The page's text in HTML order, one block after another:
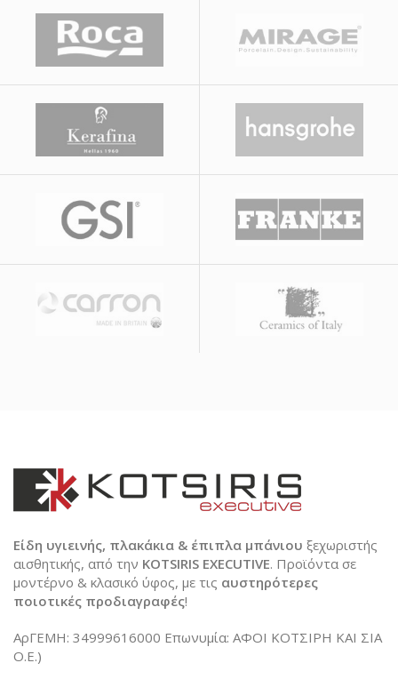
Είδη υγιεινής, πλακάκια & έπιπλα μπάνιου ξεχωριστής
αισθητικής, από την KOTSIRIS EXECUTIVE. Προϊόντα σε
μοντέρνο & κλασικό ύφος, με τις αυστηρότερες
ποιοτικές προδιαγραφές!
ΑρΓΕΜΗ: 34999616000 Επωνυμία: ΑΦΟΙ ΚΟΤΣΙΡΗ ΚΑΙ ΣΙΑ
Ο.Ε.)